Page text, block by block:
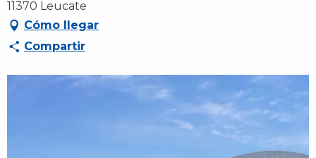
11370 Leucate
Cómo llegar
Compartir